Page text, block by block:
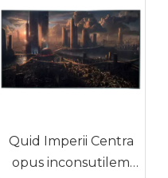
Quid Imperii Centra
opus inconsutilem